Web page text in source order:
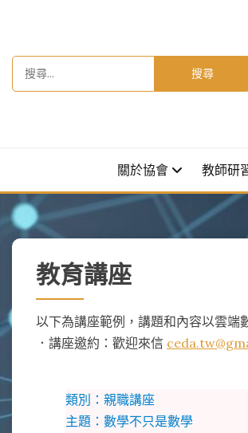
關於協會
教師研
教育講座
以下為講座範例，講題和內容以雲端
．講座邀約：歡迎來信
類別：親職講座
主題：數學不只是數學